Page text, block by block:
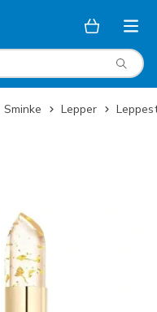
Sminke Lepper